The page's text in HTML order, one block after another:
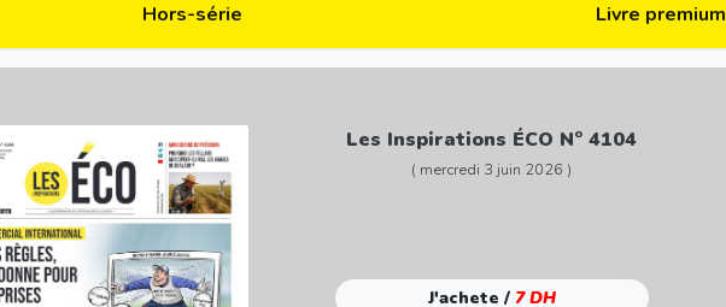
Hors-série Livre premium
Les Inspirations ÉCO N° 4104
( mercredi 3 juin 2026 )
J'achete / 7 DH